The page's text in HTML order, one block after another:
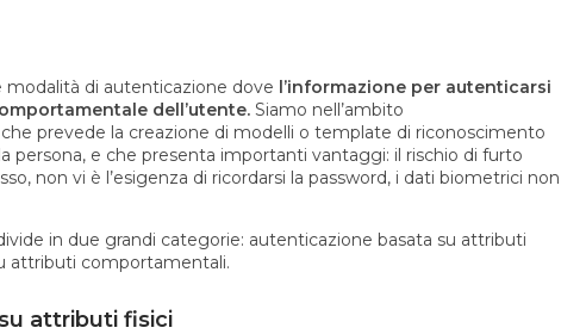
di autenticazione dove l’informazione per autenticarsi
dell’utente. Siamo nell’ambito
prevede la creazione di modelli o template di riconoscimento
persona, e che presenta importanti vantaggi: il rischio di furto
non vi è l’esigenza di ricordarsi la password, i dati biometrici non
in due grandi categorie: autenticazione basata su attributi
attributi comportamentali.
attributi fisici